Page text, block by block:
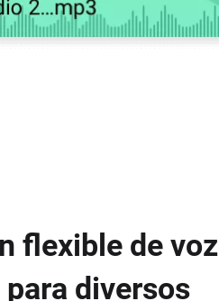
flexible de voz
diversos